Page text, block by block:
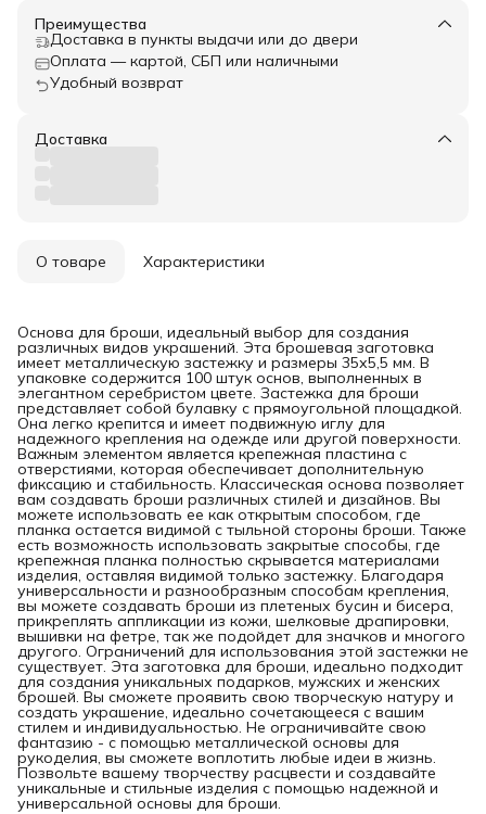
Преимущества
Доставка в пункты выдачи или до двери
Оплата — картой, СБП или наличными
Удобный возврат
Доставка
О товаре Характеристики
Основа для броши, идеальный выбор для создания
различных видов украшений. Эта брошевая заготовка
имеет металлическую застежку и размеры 35х5,5 мм. В
упаковке содержится 100 штук основ, выполненных в
элегантном серебристом цвете. Застежка для броши
представляет собой булавку с прямоугольной площадкой.
Она легко крепится и имеет подвижную иглу для
надежного крепления на одежде или другой поверхности.
Важным элементом является крепежная пластина с
отверстиями, которая обеспечивает дополнительную
фиксацию и стабильность. Классическая основа позволяет
вам создавать броши различных стилей и дизайнов. Вы
можете использовать ее как открытым способом, где
планка остается видимой с тыльной стороны броши. Также
есть возможность использовать закрытые способы, где
крепежная планка полностью скрывается материалами
изделия, оставляя видимой только застежку. Благодаря
универсальности и разнообразным способам крепления,
вы можете создавать броши из плетеных бусин и бисера,
прикреплять аппликации из кожи, шелковые драпировки,
вышивки на фетре, так же подойдет для значков и многого
другого. Ограничений для использования этой застежки не
существует. Эта заготовка для броши, идеально подходит
для создания уникальных подарков, мужских и женских
брошей. Вы сможете проявить свою творческую натуру и
создать украшение, идеально сочетающееся с вашим
стилем и индивидуальностью. Не ограничивайте свою
фантазию - с помощью металлической основы для
рукоделия, вы сможете воплотить любые идеи в жизнь.
Позвольте вашему творчеству расцвести и создавайте
уникальные и стильные изделия с помощью надежной и
универсальной основы для броши.